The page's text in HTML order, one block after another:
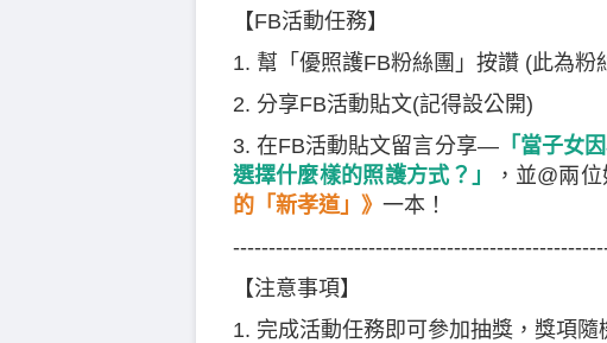
【FB活動任務】
1. 幫「優照護FB粉絲團」按讚 (此為粉
2. 分享FB活動貼文(記得設公開)
3. 在FB活動貼文留言分享—「當子女
選擇什麼樣的照護方式？」
，並@兩
的「新孝道」》 一本！
【注意事項】
1. 完成活動任務即可參加抽獎，獎項隨